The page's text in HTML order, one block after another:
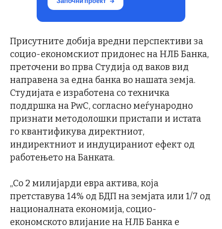
Присутните добија вредни перспективи за
социо-економскиот придонес на НЛБ Банка,
преточени во прва Студија од ваков вид
направена за една банка во нашата земја.
Студијата е изработена со техничка
поддршка на PwC, согласно меѓународно
признати методолошки пристапи и истата
го квантификува директниот,
индиректниот и индуцираниот ефект од
работењето на Банката.
„Со 2 милијарди евра актива, која
претставува 14% од БДП на земјата или 1/7 од
националната економија, социо-
економското влијание на НЛБ Банка е